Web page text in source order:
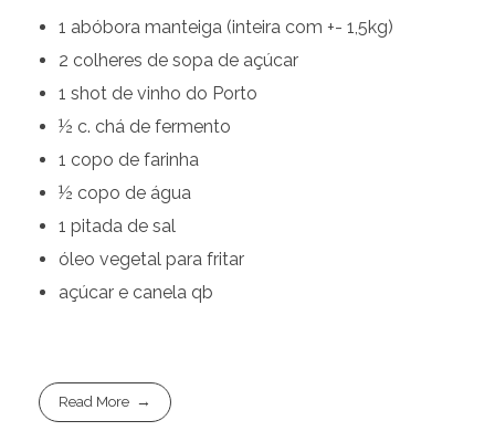
1 abóbora manteiga (inteira com +- 1,5kg)
2 colheres de sopa de açúcar
1 shot de vinho do Porto
½ c. chá de fermento
1 copo de farinha
½ copo de água
1 pitada de sal
óleo vegetal para fritar
açúcar e canela qb
Read More